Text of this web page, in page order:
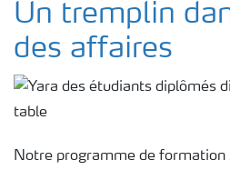
Un tremplin
des affaires
Notre programme de formation